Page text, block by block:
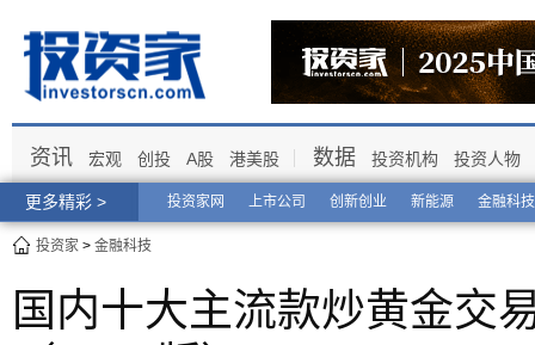
更多精彩 > 投资家网 上市公司 创新创业 新能源 金融科技
资讯 宏观 创投 A股 港美股 数据 投资机构 投资人物
投资家 > 金融科技
国内十大主流款炒黄金交